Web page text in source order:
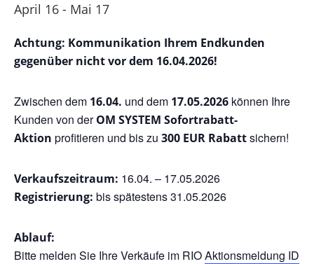
April 16 - Mai 17
Achtung: Kommunikation Ihrem Endkunden
gegenüber nicht vor dem 16.04.2026!
Zwischen dem 16.04. und dem 17.05.2026 können Ihre
Kunden von derOM SYSTEM Sofortrabatt-
Aktion profitieren und bis zu 300 EUR Rabattsichern!
Verkaufszeitraum: 16.04. – 17.05.2026
Registrierung: bis spätestens 31.05.2026
Ablauf:
Bitte melden Sie Ihre Verkäufe im RIOAktionsmeldung ID